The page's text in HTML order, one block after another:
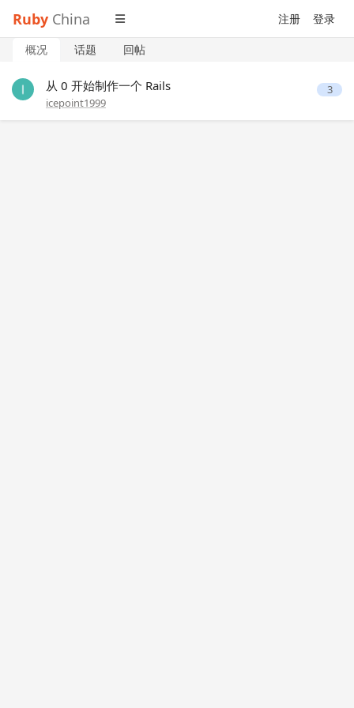
Ruby China 注册 登录
概况 话题 回帖
从 0 开始制作一个 Rails
icepoint1999
3